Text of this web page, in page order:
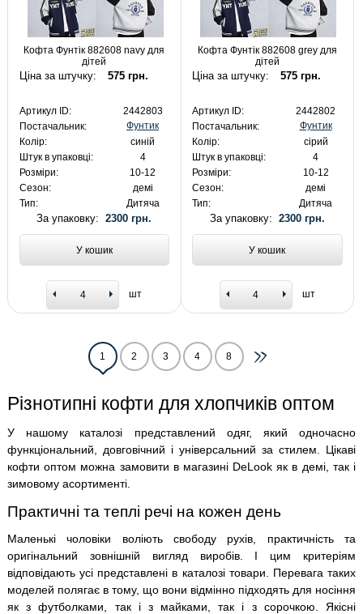
Кофта Фунтік 882608 navy для
дітей
Ціна за штучку: 575 грн.
Артикул ID:
2442803
Постачальник:
Фунтик
Колір:
синій
Штук в упаковці:
4
Розміри:
10-12
Сезон:
демі
Тип:
Дитяча
За упаковку:2300 грн.
У кошик
шт
Кофта Фунтік 882608 grey для
дітей
Ціна за штучку: 575 грн.
Артикул ID:
2442802
Постачальник:
Фунтик
Колір:
сірий
Штук в упаковці:
4
Розміри:
10-12
Сезон:
демі
Тип:
Дитяча
За упаковку: 2300 грн.
У кошик
шт
1 2 3 4 8
Різнотипні кофти для хлопчиків оптом
У нашому каталозі представлений одяг, який одночасно
функціональний, довговічний і універсальний за стилем. Цікаві
кофти оптом можна замовити в магазині DeLook як в демі, так і
зимовому асортименті.
Практичні та теплі речі на кожен день
Маленькі чоловіки воліють свободу рухів, практичність та
оригінальний зовнішній вигляд виробів. І цим критеріям
відповідають усі представлені в каталозі товари. Перевага таких
моделей полягає в тому, що вони відмінно підходять для носіння
як з футболками, так і з майками, так і з сорочкою. Якісні